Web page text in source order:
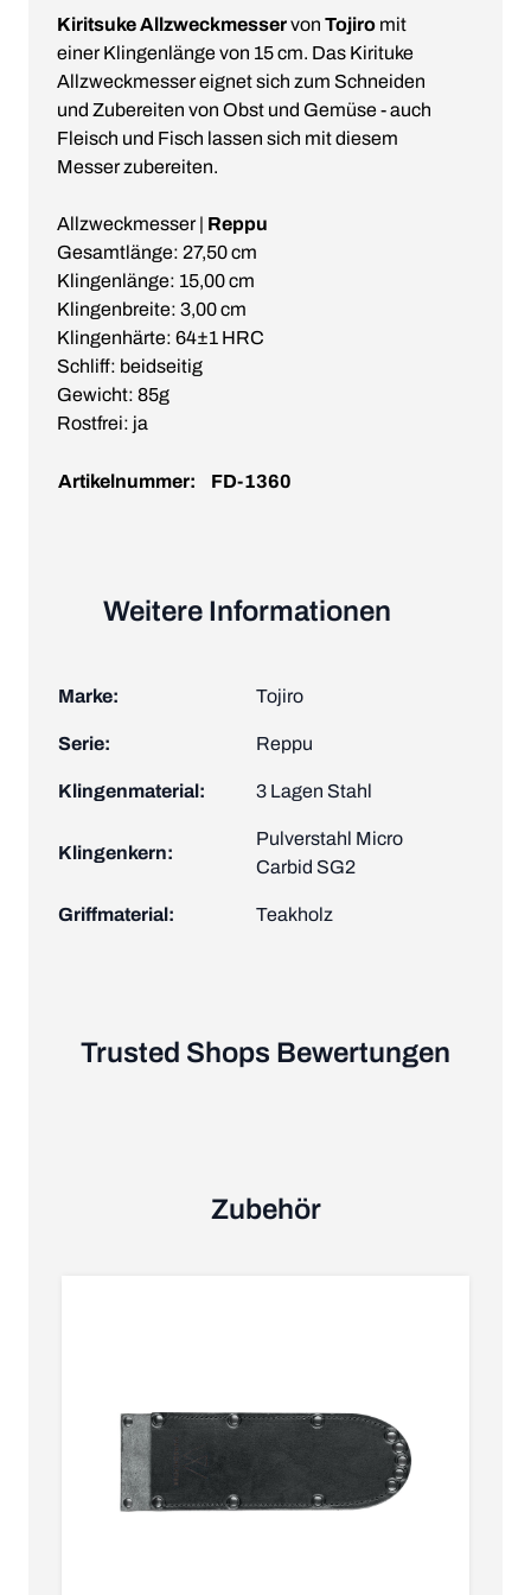
Kiritsuke Allzweckmesservon Tojiro mit
einer Klingenlänge von 15 cm. Das Kirituke
Allzweckmesser eignet sich zum Schneiden
und Zubereiten von Obst und Gemüse - auch
Fleisch und Fisch lassen sich mit diesem
Messer zubereiten.
Allzweckmesser | Reppu
Gesamtlänge: 27,50 cm
Klingenlänge: 15,00 cm
Klingenbreite: 3,00 cm
Klingenhärte: 64±1 HRC
Schliff: beidseitig
Gewicht: 85g
Rostfrei: ja
Artikelnummer: FD-1360
Weitere Informationen
Marke: Tojiro
Serie: Reppu
Klingenmaterial: 3 Lagen Stahl
Klingenkern:
Pulverstahl Micro
Carbid SG2
Griffmaterial: Teakholz
Trusted Shops Bewertungen
Zubehör